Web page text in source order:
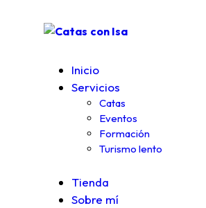
Inicio
Servicios
Catas
Eventos
Formación
Turismo lento
Tienda
Sobre mí